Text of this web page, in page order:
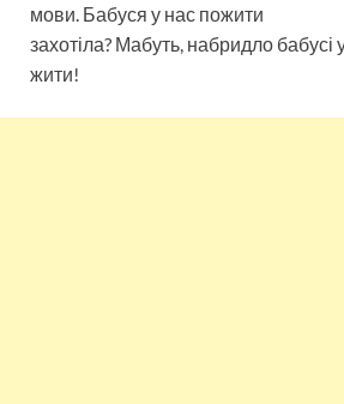
мови. Бабуся у нас пожити
захотіла? Мабуть, набридло бабусі
жити!